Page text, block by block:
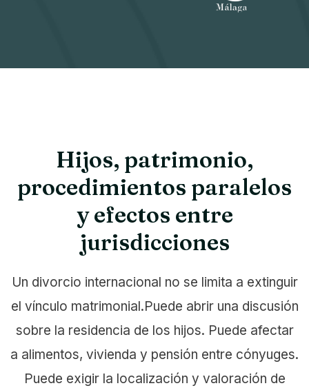
Hijos, patrimonio,
procedimientos paralelos
y efectos entre
jurisdicciones
Un divorcio internacional no se limita a extinguir
el vínculo matrimonial.Puede abrir una discusión
sobre la residencia de los hijos. Puede afectar
a alimentos, vivienda y pensión entre cónyuges.
Puede exigir la localización y valoración de